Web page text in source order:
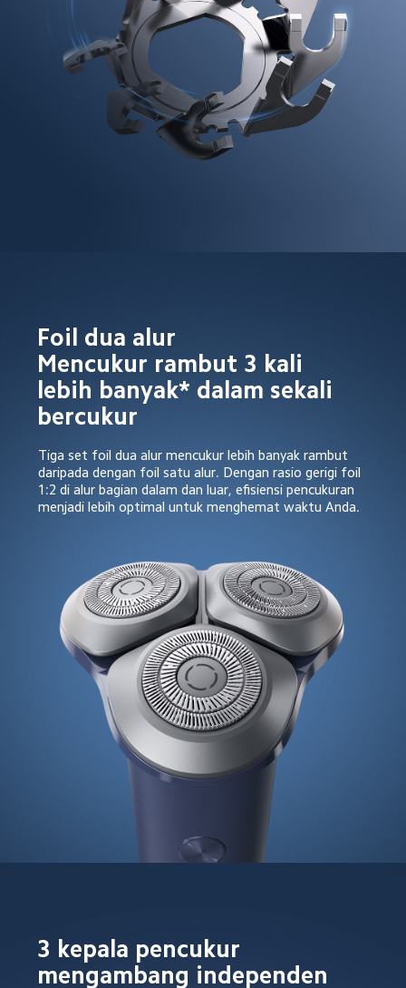
Foil dua alur
Mencukur rambut 3 kali
lebih banyak* dalam sekali
bercukur
Tiga set foil dua alur mencukur lebih banyak rambut
daripada dengan foil satu alur. Dengan rasio gerigi foil
1:2 di alur bagian dalam dan luar, efisiensi pencukuran
menjadi lebih optimal untuk menghemat waktu Anda.
3 kepala pencukur
mengambang independen